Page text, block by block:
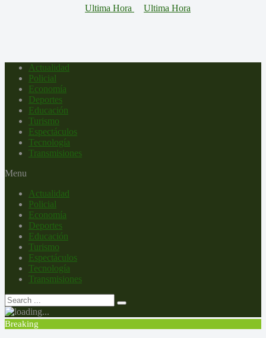
Actualidad
Policial
Economía
Deportes
Educación
Turismo
Espectáculos
Tecnología
Transmisiones
Menu
Actualidad
Policial
Economía
Deportes
Educación
Turismo
Espectáculos
Tecnología
Transmisiones
Breaking